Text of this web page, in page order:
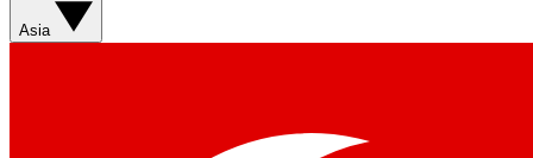
Asia